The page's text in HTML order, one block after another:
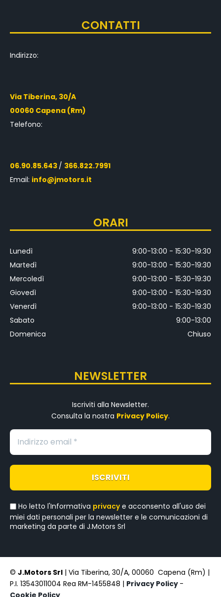
CONTATTI
Indirizzo:
Via Tiberina, 30/A
00060 Capena (Rm)
Telefono:
06.90.85.643 / 366.822.7991
Email: info@jmotors.it
ORARI
Lunedì
9:00-13:00 - 15:30-19:30
Martedì
9:00-13:00 - 15:30-19:30
Mercoledì
9:00-13:00 - 15:30-19:30
Giovedì
9:00-13:00 - 15:30-19:30
Venerdì
9:00-13:00 - 15:30-19:30
Sabato
9:00-13:00
Domenica
Chiuso
NEWSLETTER
Iscriviti alla Newsletter.
Consulta la nostra Privacy Policy.
Ho letto l'Informativa privacye acconsento all'uso dei
miei dati personali per la newsletter e le comunicazioni di
marketing da parte di J.Motors Srl
© J.Motors Srl | Via Tiberina, 30/A, 00060 Capena (Rm) |
P.I. 13543011004 Rea RM-1455848 | Privacy Policy -